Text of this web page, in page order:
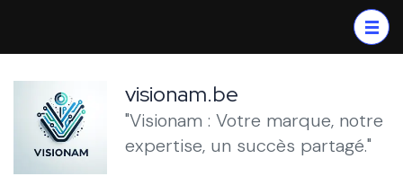
contenu
(Pressez
Entrée)
visionam.be
"Visionam : Votre marque, notre
expertise, un succès partagé."